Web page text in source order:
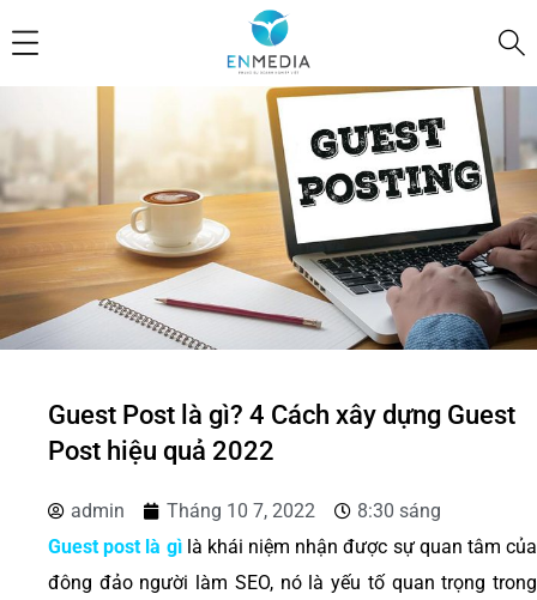
Guest Post là gì? 4 Cách xây dựng Guest
Post hiệu quả 2022
admin Tháng 10 7, 2022
8:30 sáng
Guest post là gìlà khái niệm nhận được sự quan tâm của
đông đảo người làm SEO, nó là yếu tố quan trọng trong